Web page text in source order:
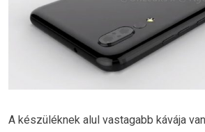
A készüléknek alul vastagabb kávája